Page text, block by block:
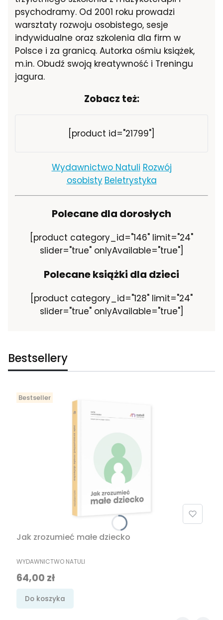
psychodramy. Od 2001 roku prowadzi
warsztaty rozwoju osobistego, sesje
indywidualne oraz szkolenia dla firm w
Polsce i za granicą. Autorka ośmiu książek,
m.in. Obudź swoją kreatywność i Treningu
jagura.
Zobacz też:
[product id="21799"]
Wydawnictwo Natuli Rozwój
osobisty Beletrystyka
Polecane dla dorosłych
[product category_id="146" limit="24"
slider="true" onlyAvailable="true"]
Polecane książki dla dzieci
[product category_id="128" limit="24"
slider="true" onlyAvailable="true"]
Bestsellery
Bestseller
Jak zrozumieć małe dziecko
PRODUCENT
WYDAWNICTWO NATULI
Cena
64,00 zł
Do koszyka